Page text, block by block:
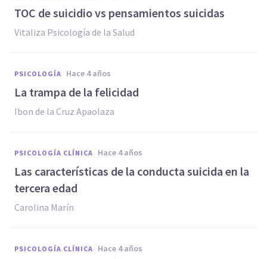
TOC de suicidio vs pensamientos suicidas
Vitaliza Psicología de la Salud
PSICOLOGÍA hace 4 años
La trampa de la felicidad
Ibon de la Cruz Apaolaza
PSICOLOGÍA CLÍNICA hace 4 años
Las características de la conducta suicida en la
tercera edad
Carolina Marín
PSICOLOGÍA CLÍNICA hace 4 años